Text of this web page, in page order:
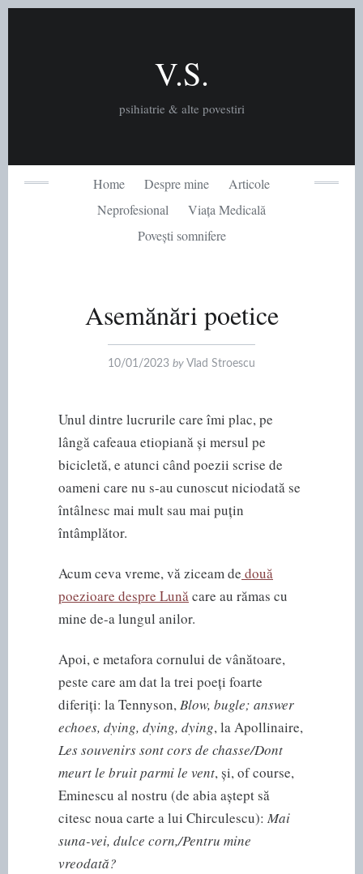
V.S.
psihiatrie & alte povestiri
Home Despre mine
Articole
Neprofesional
Viața Medicală
Povești somnifere
Asemănări poetice
10/01/2023 by Vlad Stroescu
Unul dintre lucrurile care îmi plac, pe
lângă cafeaua etiopiană și mersul pe
bicicletă, e atunci când poezii scrise de
oameni care nu s-au cunoscut niciodată se
întâlnesc mai mult sau mai puțin
întâmplător.
Acum ceva vreme, vă ziceam de două
poezioare despre Lunăcare au rămas cu
mine de-a lungul anilor.
Apoi, e metafora cornului de vânătoare,
peste care am dat la trei poeți foarte
diferiți: la Tennyson,Blow, bugle; answer
echoes, dying, dying, dying, la Apollinaire,
Les souvenirs sont cors de chasse/Dont
meurt le bruit parmi le vent, și, of course,
Eminescu al nostru (de abia aștept să
citesc noua carte a lui Chirculescu): Mai
suna-vei, dulce corn,/Pentru mine
vreodată?